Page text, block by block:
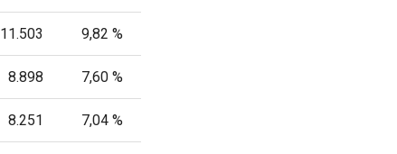
11.503 9,82 %
8.898 7,60 %
8.251 7,04 %